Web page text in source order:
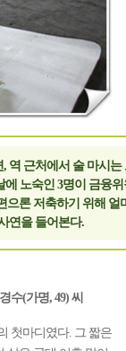
역 근처에서 술 마시
노숙인 3명이 금융
론 저축하기 위해 얼
연을 들어본다.
수(가명, 49) 씨
첫마디였다. 그 짧은